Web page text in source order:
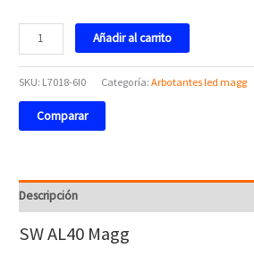
Añadir al carrito
SKU: L7018-6I0 Categoría:Arbotantes led magg
Comparar
Descripción
SW AL40 Magg